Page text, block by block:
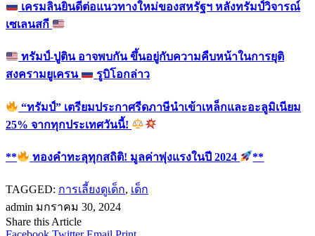
เครมลินยินดีต่อแนวทางใหม่ของสหรัฐฯ หลังทรัมป์วิจารณ์
เซเลนสกี
ทรัมป์-ปูติน อาจพบกัน ขึ้นอยู่กับความคืบหน้าในการยุติ
สงครามยูเครน
รูบิโอกล่าว
“ทรัมป์” เตรียมประกาศรีดภาษีนำเข้าเหล็กและอะลูมิเนียม
25% จากทุกประเทศวันนี้!
** ทองคำทะลุทุกสถิติ! มูลค่าพุ่งแรงในปี 2024 **
TAGGED: การเลี้ยงดูเด็ก, เด็ก
admin มกราคม 30, 2024
Share this Article